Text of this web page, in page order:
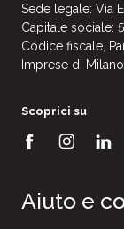
Sede legale: Via
Capitale sociale:
Codice fiscale,
Imprese di
Scoprici su
Aiuto e